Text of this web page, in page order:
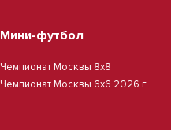
Мини-футбол
Чемпионат Москвы 8х8
Чемпионат Москвы 6х6 2026 г.